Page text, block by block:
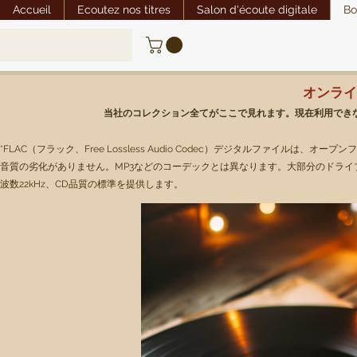
Accueil Ecoutez nos titres Salon d'écoute digitale
オンラ
当社のコレクション全てがここで見れます。現在利用で
*FLAC（フラック、Free Lossless Audio Codec）デジタルファイルは、オープ
音質の劣化がありません。MP3などのコーデックとは異なります。大部分のドラ
波数22kHz、CD品質の標準を提供します。